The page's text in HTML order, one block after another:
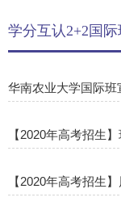
学分互认2+2国际
华南农业大学国际班
【2020年高考招生
【2020年高考招生